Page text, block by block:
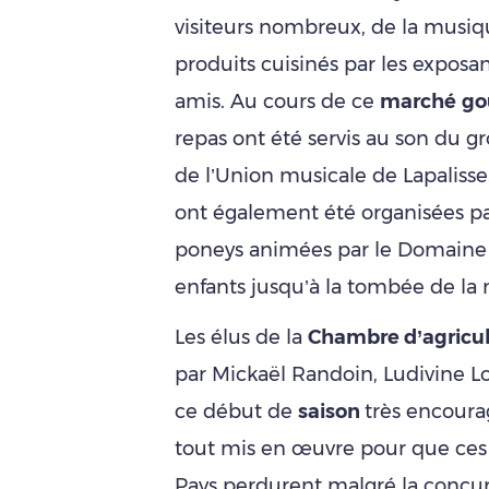
visiteurs nombreux, de la
produits cuisinés par les
amis. Au cours de ce marché
repas ont été servis au son du
de l’Union musicale de
ont également été organisées
poneys animées par le
enfants jusqu’à la tombée de la
Les élus de la Chambre
par Mickaël Randoin, Ludivine
ce début de saison très
tout mis en œuvre pour que